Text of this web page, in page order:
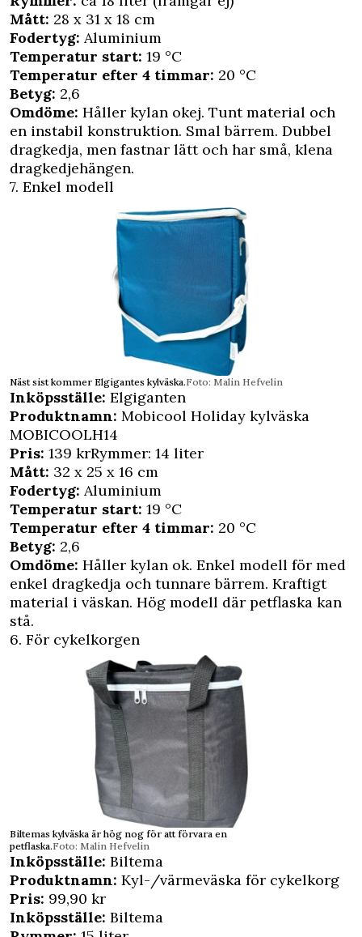
Mått: 28 x 31 x 18 cm
Fodertyg: Aluminium
Temperatur start: 19 °C
Temperatur efter 4 ­timmar: 20 °C
Betyg: 2,6
Omdöme: Håller kylan okej. Tunt material och
en instabil konstruktion. Smal bärrem. Dubbel
dragkedja, men fastnar lätt och har små, klena
dragkedjehängen.
7. Enkel modell
Näst sist kommer Elgigantes kylväska.Foto: Malin Hefvelin
Inköpsställe: Elgiganten
Produktnamn: Mobicool Holiday kylväska
MOBICOOLH14
Pris: 139 krRymmer: 14 liter
Mått: 32 x 25 x 16 cm
Fodertyg: Aluminium
Temperatur start: 19 °C
Temperatur efter 4 timmar: 20 °C
Betyg: 2,6
Omdöme: Håller kylan ok. Enkel modell för med
enkel dragkedja och tunnare bärrem. Kraftigt
material i väskan. Hög modell där petflaska kan
stå.
6. För cykelkorgen
Biltemas kylväska är hög nog för att förvara en
petflaska.Foto: Malin Hefvelin
Inköpsställe: Biltema
Produktnamn: Kyl-/värmeväska för cykelkorg
Pris: 99,90 kr
Inköpsställe: Biltema